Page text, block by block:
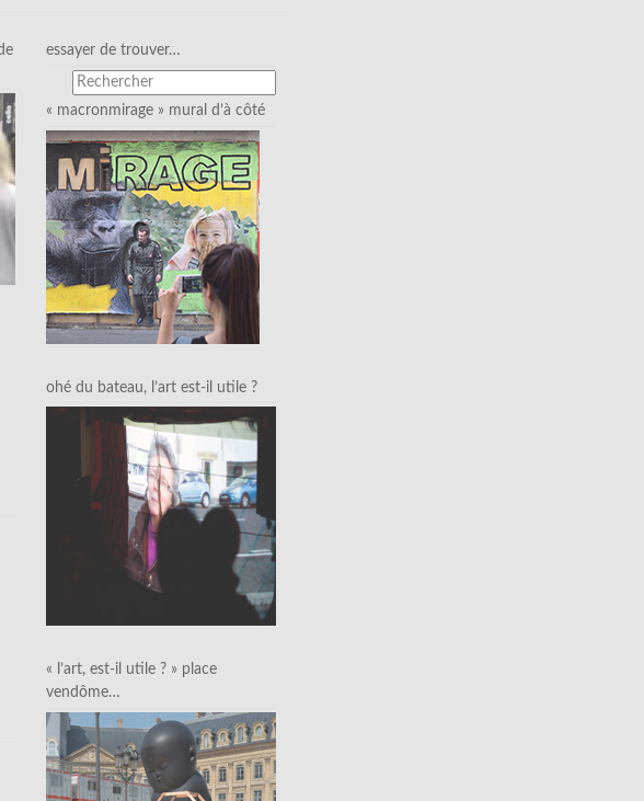
essayer de trouver…
« macronmirage » mural d’à côté
ohé du bateau, l’art est-il utile ?
« l’art, est-il utile ? » place
vendôme…